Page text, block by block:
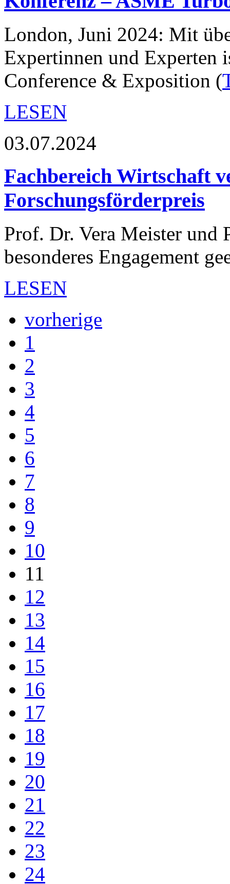
London, Juni 2024: Mit
Expertinnen und Experten
Conference & Exposition (
LESEN
03.07.2024
Fachbereich Wirtschaft
Forschungsförderpreis
Prof. Dr. Vera Meister
besonderes Engagement
LESEN
vorherige
1
2
3
4
5
6
7
8
9
10
11
12
13
14
15
16
17
18
19
20
21
22
23
24